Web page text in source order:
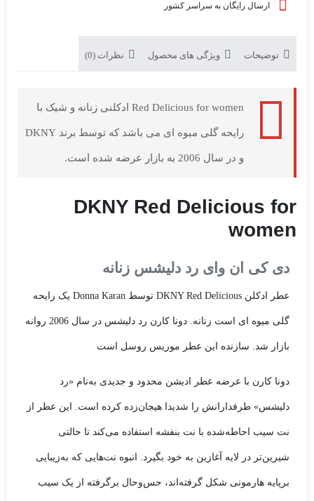
ارسال رایگان به سراسر کشور
توضیحات ویژگی های محصول نظرات (0)
Red Delicious for women ادکلنی زنانه و شیک با
رایحه گلی میوه ای می باشد که توسط برند DKNY
و در سال 2006 به بازار عرضه شده است.
DKNY Red Delicious for
women
دی کی ان وای رد دلیشس زنانه
عطر ادکلن DKNY Red Delicious توسط Donna Karan یک رایحه
گلی میوه ای است زنانه. دونا کارن رد دلیشس در سال 2006 روانه
بازار شد. سازنده این عطر موریس روسل است
دونا کارن با عرضه عطر ادیشن محدود و جدیدی به‌نام «رد
دلیشس» طرفدارانش را شدیدا هیجان‌زده کرده است. این عطر از
نت سیب احاطه‌شده با نت بنفشه استفاده می‌کند تا حالتی
شیرین‌تر در لایه آغازین به خود بگیرد. انبوه نت‌هایی که به‌زیبایی
برپایه هارمونی شکل گرفته‌اند، حس‌وحال برگرفته از یک سیب